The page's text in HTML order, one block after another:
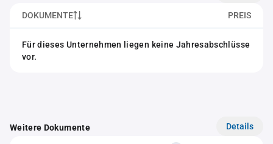
DOKUMENTE PREIS
Für dieses Unternehmen liegen keine Jahresabschlüsse
vor.
Weitere Dokumente Details